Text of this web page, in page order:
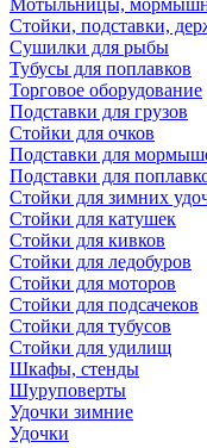
Мотыльницы,
Стойки, подставки,
Сушилки для рыбы
Тубусы для поплавков
Торговое оборудование
Подставки для грузов
Стойки для очков
Подставки для
Подставки для
Стойки для зимних
Стойки для катушек
Стойки для кивков
Стойки для ледобуров
Стойки для моторов
Стойки для подсачеков
Стойки для тубусов
Стойки для удилищ
Шкафы, стенды
Шуруповерты
Удочки зимние
Удочки